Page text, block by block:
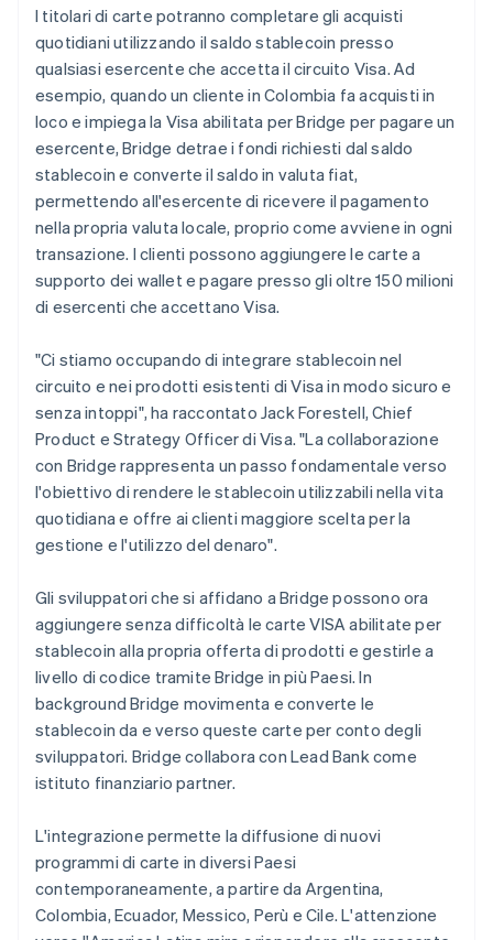
I titolari di carte potranno completare gli acquisti
quotidiani utilizzando il saldo stablecoin presso
qualsiasi esercente che accetta il circuito Visa. Ad
esempio, quando un cliente in Colombia fa acquisti in
loco e impiega la Visa abilitata per Bridge per pagare un
esercente, Bridge detrae i fondi richiesti dal saldo
stablecoin e converte il saldo in valuta fiat,
permettendo all'esercente di ricevere il pagamento
nella propria valuta locale, proprio come avviene in ogni
transazione. I clienti possono aggiungere le carte a
supporto dei wallet e pagare presso gli oltre 150 milioni
di esercenti che accettano Visa.
"Ci stiamo occupando di integrare stablecoin nel
circuito e nei prodotti esistenti di Visa in modo sicuro e
senza intoppi", ha raccontato Jack Forestell, Chief
Product e Strategy Officer di Visa. "La collaborazione
con Bridge rappresenta un passo fondamentale verso
l'obiettivo di rendere le stablecoin utilizzabili nella vita
quotidiana e offre ai clienti maggiore scelta per la
gestione e l'utilizzo del denaro".
Gli sviluppatori che si affidano a Bridge possono ora
aggiungere senza difficoltà le carte VISA abilitate per
stablecoin alla propria offerta di prodotti e gestirle a
livello di codice tramite Bridge in più Paesi. In
background Bridge movimenta e converte le
stablecoin da e verso queste carte per conto degli
sviluppatori. Bridge collabora con Lead Bank come
istituto finanziario partner.
L'integrazione permette la diffusione di nuovi
programmi di carte in diversi Paesi
contemporaneamente, a partire da Argentina,
Colombia, Ecuador, Messico, Perù e Cile. L'attenzione
FrançaisEnglish
Germania
DeutschEnglish
Giappone
日本語 English
Gibilterra
English
Grecia
English
India
English
Irlanda
English
Italiano English
English
Liechtenstein
DeutschEnglish
Lituania
English
Lussemburgo
FrançaisDeutschEnglish
Malaysia
English简体中文
English
Messico
EspañolEnglish
Norvegia
English
Nuova Zelanda
English
Paesi Bassi
NederlandsEnglish
Polonia
Portogallo
PortuguêsEnglish
RAS di Hong Kong, Cina
English 简体中文
Regno Unito